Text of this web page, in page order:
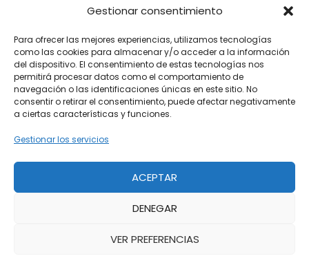
Gestionar consentimiento
Para ofrecer las mejores experiencias, utilizamos tecnologías
como las cookies para almacenar y/o acceder a la información
del dispositivo. El consentimiento de estas tecnologías nos
permitirá procesar datos como el comportamiento de
navegación o las identificaciones únicas en este sitio. No
consentir o retirar el consentimiento, puede afectar negativamente
a ciertas características y funciones.
Gestionar los servicios
ACEPTAR
DENEGAR
VER PREFERENCIAS
Información Legal
Aviso Legal
Toda la información